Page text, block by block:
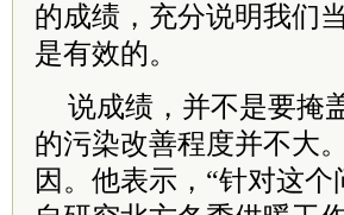
的成绩，充分说明我们
是有效的。
说成绩，并不是要掩
的污染改善程度并不大
因。他表示，“针对这